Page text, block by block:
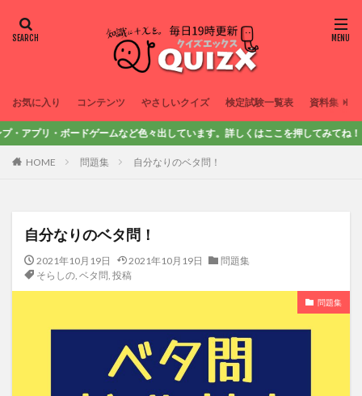
お気に入り コンテンツ やさしいクイズ 検定試験一覧表 資料集
ームなど色々出しています。詳しくはここを押してみてね！
HOME 問題集 自分なりのベタ問！
自分なりのベタ問！
2021年10月19日 2021年10月19日
問題集
そらしの, ベタ問, 投稿
問題集